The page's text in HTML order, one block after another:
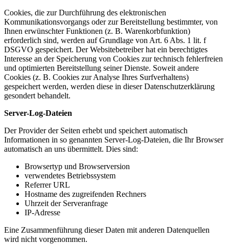
Cookies, die zur Durchführung des elektronischen
Kommunikationsvorgangs oder zur Bereitstellung bestimmter, von
Ihnen erwünschter Funktionen (z. B. Warenkorbfunktion)
erforderlich sind, werden auf Grundlage von Art. 6 Abs. 1 lit. f
DSGVO gespeichert. Der Websitebetreiber hat ein berechtigtes
Interesse an der Speicherung von Cookies zur technisch fehlerfreien
und optimierten Bereitstellung seiner Dienste. Soweit andere
Cookies (z. B. Cookies zur Analyse Ihres Surfverhaltens)
gespeichert werden, werden diese in dieser Datenschutzerklärung
gesondert behandelt.
Server-Log-Dateien
Der Provider der Seiten erhebt und speichert automatisch
Informationen in so genannten Server-Log-Dateien, die Ihr Browser
automatisch an uns übermittelt. Dies sind:
Browsertyp und Browserversion
verwendetes Betriebssystem
Referrer URL
Hostname des zugreifenden Rechners
Uhrzeit der Serveranfrage
IP-Adresse
Eine Zusammenführung dieser Daten mit anderen Datenquellen
wird nicht vorgenommen.